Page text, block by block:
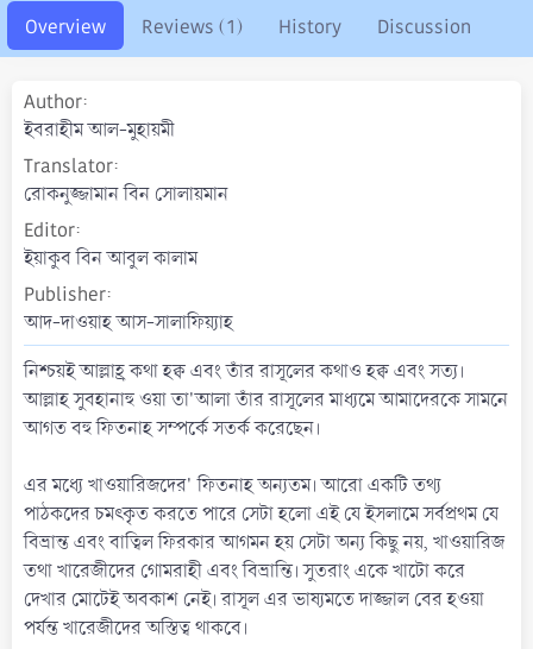
o
n
Overview Reviews (1) History Discussion
Author
ইবরাহীম আল-মুহায়মী
Translator
রোকনুজ্জামান বিন সোলায়মান
Editor
ইয়াকুব বিন আবুল কালাম
Publisher
আদ-দাওয়াহ আস-সালাফিয়্যাহ
নিশ্চয়ই আল্লাহ্র কথা হক্ব এবং তাঁর রাসূলের কথাও হক্ব এবং সত্য।
আল্লাহ সুবহানাহু ওয়া তা'আলা তাঁর রাসূলের মাধ্যমে আমাদেরকে সামনে
আগত বহু ফিতনাহ সম্পর্কে সতর্ক করেছেন।
এর মধ্যে খাওয়ারিজদের' ফিতনাহ অন্যতম। আরো একটি তথ্য
পাঠকদের চমৎকৃত করতে পারে সেটা হলো এই যে ইসলামে সর্বপ্রথম যে
বিভ্রান্ত এবং বাত্বিল ফিরকার আগমন হয় সেটা অন্য কিছু নয়, খাওয়ারিজ
তথা খারেজীদের গোমরাহী এবং বিভ্রান্তি। সুতরাং একে খাটো করে
দেখার মোটেই অবকাশ নেই। রাসূল এর ভাষ্যমতে দাজ্জাল বের হওয়া
পর্যন্ত খারেজীদের অস্তিত্ব থাকবে।